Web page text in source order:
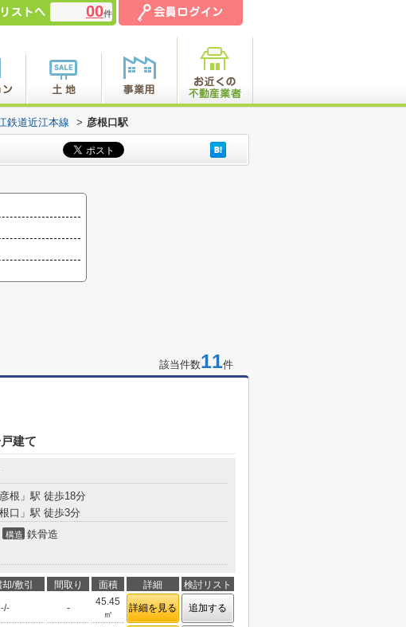
00件
鉄道近江本線 > 彦根口駅
該当件数11件
建て
根」駅 徒歩18分
口」駅 徒歩3分
構造 鉄骨造
/敷引 間取り 面積 詳細 検討リスト
-/- -
45.45
㎡
詳細を見る 追加する